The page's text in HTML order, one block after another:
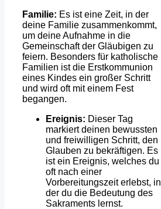
Familie: Es ist eine Zeit, in der
deine Familie zusammenkommt,
um deine Aufnahme in die
Gemeinschaft der Gläubigen zu
feiern. Besonders für katholische
Familien ist die Erstkommunion
eines Kindes ein großer Schritt
und wird oft mit einem Fest
begangen.
Ereignis: Dieser Tag
markiert deinen bewussten
und freiwilligen Schritt, den
Glauben zu bekräftigen. Es
ist ein Ereignis, welches du
oft nach einer
Vorbereitungszeit erlebst, in
der du die Bedeutung des
Sakraments lernst.